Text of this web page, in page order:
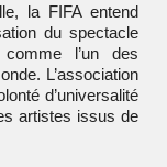
la FIFA entend
du spectacle
l’un des
L’association
d’universalité
artistes issus de